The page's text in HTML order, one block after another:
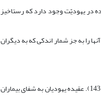
در یهودیّت وجود دارد که رستاخیز
را به جز شمار اندکی که به دیگران
به عقیده تیواری شاید منظور از شفا، برطرف کردن نقص‏ها ، کاستی‏ها یا امراضی است که فرد در طول زندگی‏اش در دنیا داشته است (تیواری، 1381: 143). عقیده یهودیان به شفای بیماران